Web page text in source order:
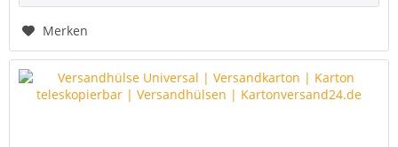
Merken